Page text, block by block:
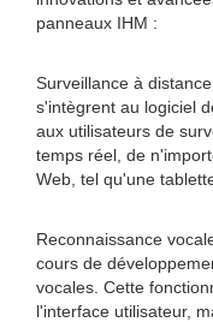
panneaux IHM :
Surveillance à
s'intègrent au logiciel
aux utilisateurs de
temps réel, de
Web, tel qu'une
Reconnaissance
cours de
vocales. Cette
l'interface utilisateur,